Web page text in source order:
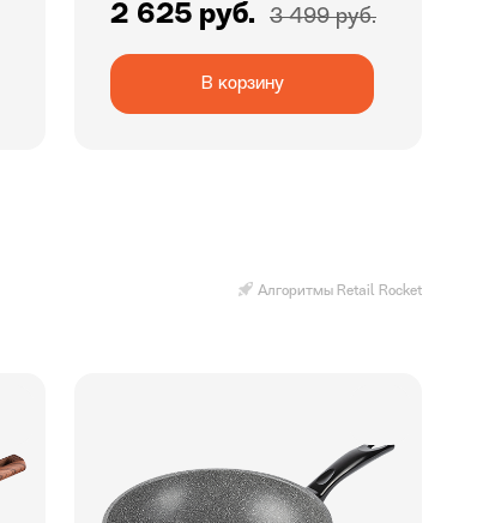
2 625 руб. 3 499 руб.
В корзину
Алгоритмы Retail Rocket